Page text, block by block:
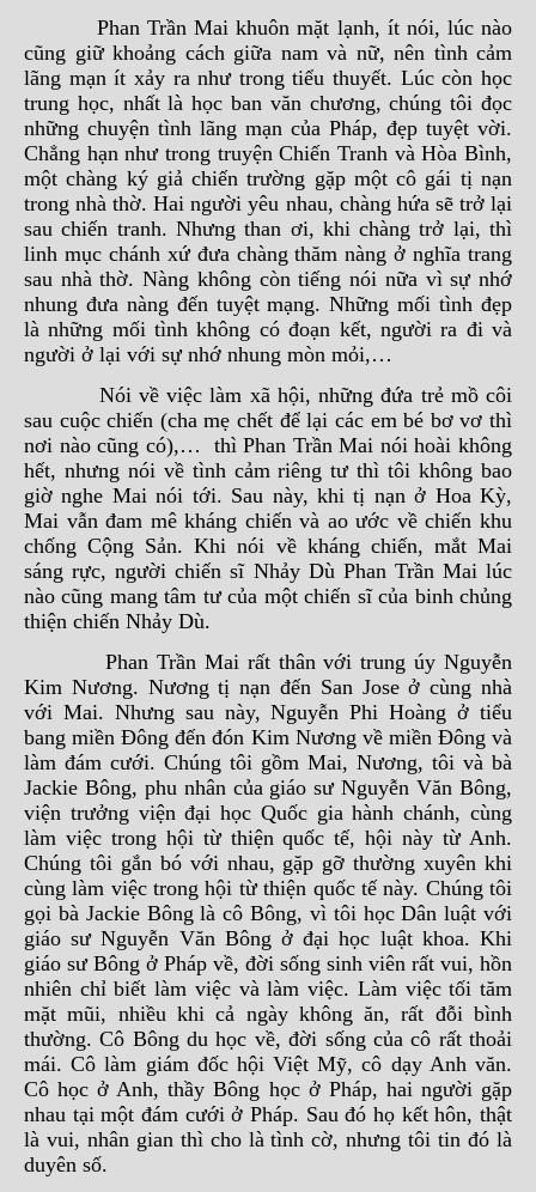
Phan Trần Mai khuôn mặt lạnh, ít nói, lúc nào
cũng giữ khoảng cách giữa nam và nữ, nên tình cảm
lãng mạn ít xảy ra như trong tiểu thuyết. Lúc còn học
trung học, nhất là học ban văn chương, chúng tôi đọc
những chuyện tình lãng mạn của Pháp, đẹp tuyệt vời.
Chẳng hạn như trong truyện Chiến Tranh và Hòa Bình,
một chàng ký giả chiến trường gặp một cô gái tị nạn
trong nhà thờ. Hai người yêu nhau, chàng hứa sẽ trở lại
sau chiến tranh. Nhưng than ơi, khi chàng trở lại, thì
linh mục chánh xứ đưa chàng thăm nàng ở nghĩa trang
sau nhà thờ. Nàng không còn tiếng nói nữa vì sự nhớ
nhung đưa nàng đến tuyệt mạng. Những mối tình đẹp
là những mối tình không có đoạn kết, người ra đi và
người ở lại với sự nhớ nhung mòn mỏi,…
Nói về việc làm xã hội, những đứa trẻ mồ côi
sau cuộc chiến (cha mẹ chết để lại các em bé bơ vơ thì
nơi nào cũng có),… thì Phan Trần Mai nói hoài không
hết, nhưng nói về tình cảm riêng tư thì tôi không bao
giờ nghe Mai nói tới. Sau này, khi tị nạn ở Hoa Kỳ,
Mai vẫn đam mê kháng chiến và ao ước về chiến khu
chống Cộng Sản. Khi nói về kháng chiến, mắt Mai
sáng rực, người chiến sĩ Nhảy Dù Phan Trần Mai lúc
nào cũng mang tâm tư của một chiến sĩ của binh chủng
thiện chiến Nhảy Dù.
Phan Trần Mai rất thân với trung úy Nguyễn
Kim Nương. Nương tị nạn đến San Jose ở cùng nhà
với Mai. Nhưng sau này, Nguyễn Phi Hoàng ở tiểu
bang miền Đông đến đón Kim Nương về miền Đông và
làm đám cưới. Chúng tôi gồm Mai, Nương, tôi và bà
Jackie Bông, phu nhân của giáo sư Nguyễn Văn Bông,
viện trưởng viện đại học Quốc gia hành chánh, cùng
làm việc trong hội từ thiện quốc tế, hội này từ Anh.
Chúng tôi gắn bó với nhau, gặp gỡ thường xuyên khi
cùng làm việc trong hội từ thiện quốc tế này. Chúng tôi
gọi bà Jackie Bông là cô Bông, vì tôi học Dân luật với
giáo sư Nguyễn Văn Bông ở đại học luật khoa. Khi
giáo sư Bông ở Pháp về, đời sống sinh viên rất vui, hồn
nhiên chỉ biết làm việc và làm việc. Làm việc tối tăm
mặt mũi, nhiều khi cả ngày không ăn, rất đỗi bình
thường. Cô Bông du học về, đời sống của cô rất thoải
mái. Cô làm giám đốc hội Việt Mỹ, cô dạy Anh văn.
Cô học ở Anh, thầy Bông học ở Pháp, hai người gặp
nhau tại một đám cưới ở Pháp. Sau đó họ kết hôn, thật
là vui, nhân gian thì cho là tình cờ, nhưng tôi tin đó là
duyên số.